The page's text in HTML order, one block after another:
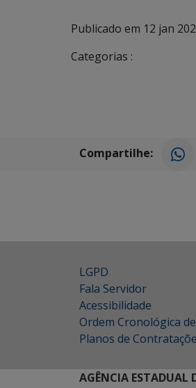
Publicado em 12 jan
Categorias :
Compartilhe:
LGPD
Fala Servidor
Acessibilidade
Ordem Cronológica
Planos de
AGÊNCIA ESTADUAL